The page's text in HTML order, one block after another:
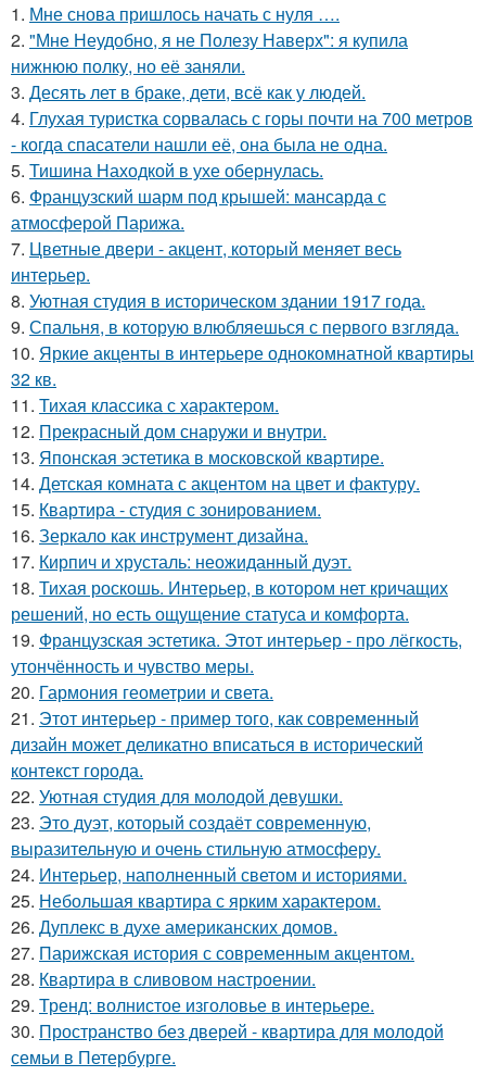
1. Мне снова пришлось начать с нуля ….
2. "Мне Неудобно, я не Полезу Наверх": я купила
нижнюю полку, но её заняли.
3. Десять лет в браке, дети, всё как у людей.
4. Глухая туристка сорвалась с горы почти на 700 метров
- когда спасатели нашли её, она была не одна.
5. Тишина Находкой в ухе обернулась.
6. Французский шарм под крышей: мансарда с
атмосферой Парижа.
7. Цветные двери - акцент, который меняет весь
интерьер.
8. Уютная студия в историческом здании 1917 года.
9. Спальня, в которую влюбляешься с первого взгляда.
10. Яркие акценты в интерьере однокомнатной квартиры
32 кв.
11. Тихая классика с характером.
12. Прекрасный дом снаружи и внутри.
13. Японская эстетика в московской квартире.
14. Детская комната с акцентом на цвет и фактуру.
15. Квартира - студия с зонированием.
16. Зеркало как инструмент дизайна.
17. Кирпич и хрусталь: неожиданный дуэт.
18. Тихая роскошь. Интерьер, в котором нет кричащих
решений, но есть ощущение статуса и комфорта.
19. Французская эстетика. Этот интерьер - про лёгкость,
утончённость и чувство меры.
20. Гармония геометрии и света.
21. Этот интерьер - пример того, как современный
дизайн может деликатно вписаться в исторический
контекст города.
22. Уютная студия для молодой девушки.
23. Это дуэт, который создаёт современную,
выразительную и очень стильную атмосферу.
24. Интерьер, наполненный светом и историями.
25. Небольшая квартира с ярким характером.
26. Дуплекс в духе американских домов.
27. Парижская история с современным акцентом.
28. Квартира в сливовом настроении.
29. Тренд: волнистое изголовье в интерьере.
30. Пространство без дверей - квартира для молодой
семьи в Петербурге.